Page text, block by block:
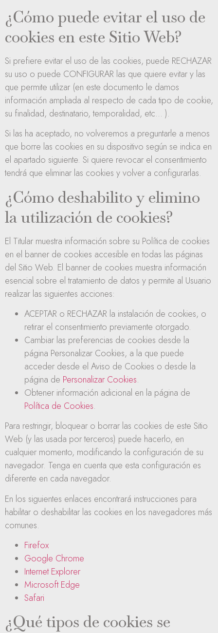
¿Cómo puede evitar el uso de
cookies en este Sitio Web?
Si prefiere evitar el uso de las cookies, puede RECHAZAR
su uso o puede CONFIGURAR las que quiere evitar y las
que permite utilizar (en este documento le damos
información ampliada al respecto de cada tipo de cookie,
su finalidad, destinatario, temporalidad, etc... ).
Si las ha aceptado, no volveremos a preguntarle a menos
que borre las cookies en su dispositivo según se indica en
el apartado siguiente. Si quiere revocar el consentimiento
tendrá que eliminar las cookies y volver a configurarlas.
¿Cómo deshabilito y elimino
la utilización de cookies?
El Titular muestra información sobre su Política de cookies
en el banner de cookies accesible en todas las páginas
del Sitio Web. El banner de cookies muestra información
esencial sobre el tratamiento de datos y permite al Usuario
realizar las siguientes acciones:
ACEPTAR o RECHAZAR la instalación de cookies, o
retirar el consentimiento previamente otorgado.
Cambiar las preferencias de cookies desde la
página Personalizar Cookies, a la que puede
acceder desde el Aviso de Cookies o desde la
página de Personalizar Cookies.
Obtener información adicional en la página de
Política de Cookies.
Para restringir, bloquear o borrar las cookies de este Sitio
Web (y las usada por terceros) puede hacerlo, en
cualquier momento, modificando la configuración de su
navegador. Tenga en cuenta que esta configuración es
diferente en cada navegador.
En los siguientes enlaces encontrará instrucciones para
habilitar o deshabilitar las cookies en los navegadores más
comunes.
Firefox
Google Chrome
Internet Explorer
Microsoft Edge
Safari
¿Qué tipos de cookies se